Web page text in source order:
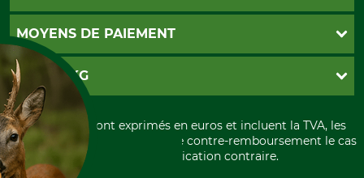
Garantie / Devis
Paramètres des cookies
CGV
Livraison
Conditions d'annulation
Formulaire de rétraction
Politique de confidentialité
Élimination et environnement
Rétractation de votre commande
MOYENS DE PAIEMENT
PayPal
Carte de crédit
Paiement á l'avance
GRUBE KG
Histoire
International
Portrait
Qui sommes-nous
Tous les prix sont exprimés en euros et incluent la TVA, les
frais d'expédition et les frais de contre-remboursement le cas
échéant, sauf indication contraire.